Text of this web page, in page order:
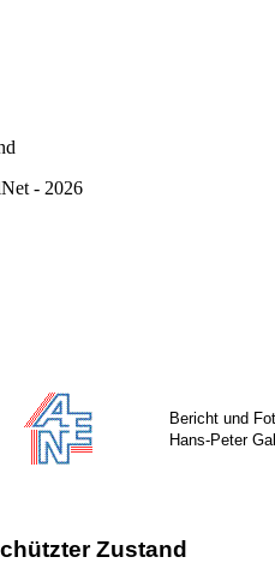
- 2026
Bericht und
Hans-Peter
Zustand